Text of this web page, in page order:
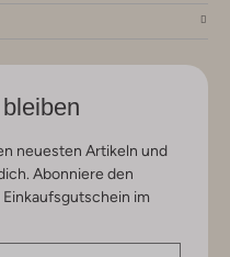
neuesten Artikeln und
Abonniere den
im